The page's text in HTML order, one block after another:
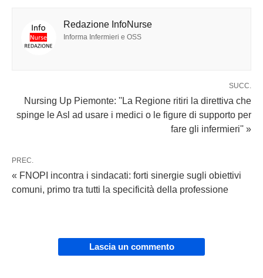
Redazione InfoNurse
Informa Infermieri e OSS
SUCC.
Nursing Up Piemonte: ''La Regione ritiri la direttiva che
spinge le Asl ad usare i medici o le figure di supporto per
fare gli infermieri'' »
PREC.
« FNOPI incontra i sindacati: forti sinergie sugli obiettivi
comuni, primo tra tutti la specificità della professione
Lascia un commento